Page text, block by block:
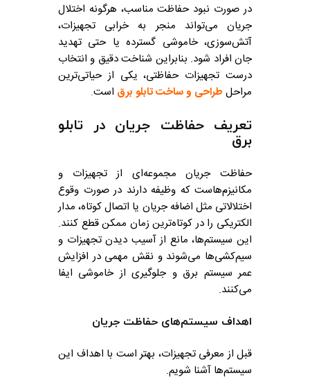
در صورت نبود حفاظت مناسب، هرگونه اختلال
جریان می‌تواند منجر به خرابی تجهیزات،
آتش‌سوزی، خاموشی گسترده یا حتی تهدید
جان افراد شود. بنابراین شناخت دقیق و انتخاب
درست تجهیزات حفاظتی، یکی از حیاتی‌ترین
مراحل طراحی و ساخت تابلو برق است.
تعریف حفاظت جریان در تابلو
برق
حفاظت جریان مجموعه‌ای از تجهیزات و
مکانیزم‌هاست که وظیفه دارند در صورت وقوع
اختلالاتی مثل اضافه جریان یا اتصال کوتاه، مدار
الکتریکی را در کوتاه‌ترین زمان ممکن قطع کنند.
این سیستم‌ها، مانع از آسیب دیدن تجهیزات و
سیم‌کشی‌ها می‌شوند و نقش مهمی در افزایش
عمر سیستم برق و جلوگیری از خاموشی ایفا
می‌کنند.
اهداف سیستم‌های حفاظت جریان
قبل از معرفی تجهیزات، بهتر است با اهداف این
سیستم‌ها آشنا شویم.